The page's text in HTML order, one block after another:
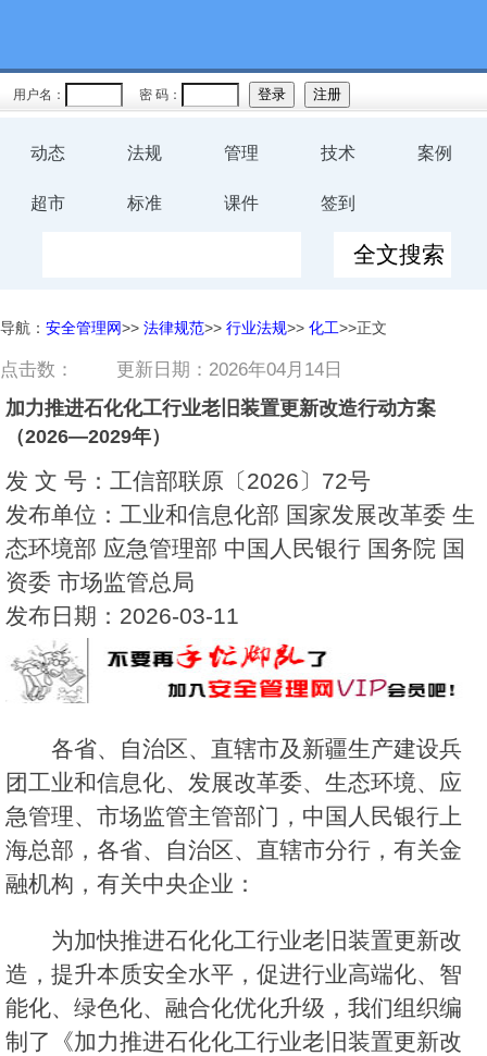
用户名： 密 码：
动态 法规 管理 技术 案例
超市 标准 课件 签到
导航： 安全管理网>> 法律规范>> 行业法规>> 化工>>正文
点击数： 更新日期：2026年04月14日
加力推进石化化工行业老旧装置更新改造行动方案
（2026—2029年）
发 文 号：工信部联原〔2026〕72号
发布单位：工业和信息化部 国家发展改革委 生
态环境部 应急管理部 中国人民银行 国务院 国
资委 市场监管总局
发布日期：2026-03-11
各省、自治区、直辖市及新疆生产建设兵
团工业和信息化、发展改革委、生态环境、应
急管理、市场监管主管部门，中国人民银行上
海总部，各省、自治区、直辖市分行，有关金
融机构，有关中央企业：
为加快推进石化化工行业老旧装置更新改
造，提升本质安全水平，促进行业高端化、智
能化、绿色化、融合化优化升级，我们组织编
制了《加力推进石化化工行业老旧装置更新改